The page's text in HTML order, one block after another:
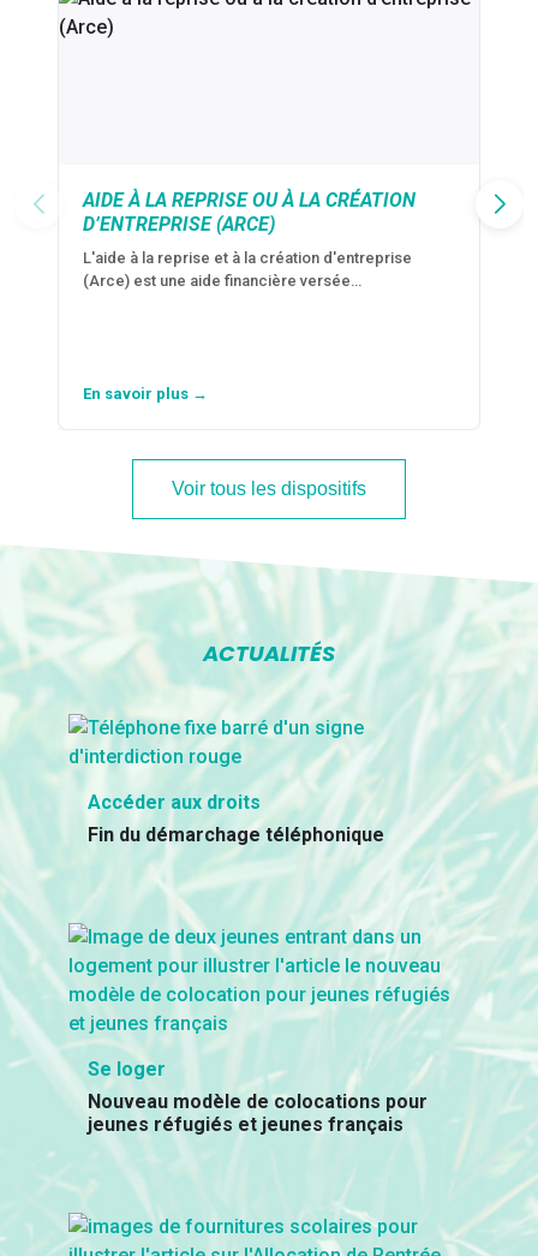
AIDE À LA REPRISE OU À LA CRÉATION
D’ENTREPRISE (ARCE)
L'aide à la reprise et à la création d'entreprise
(Arce) est une aide financière versée…
En savoir plus →
Voir tous les dispositifs
ACTUALITÉS
Accéder aux droits
Fin du démarchage téléphonique
Se loger
Nouveau modèle de colocations pour
jeunes réfugiés et jeunes français